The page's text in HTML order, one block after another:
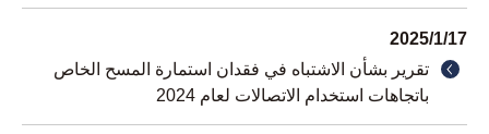
2025/1/17
تقرير بشأن الاشتباه في فقدان استمارة المسح الخاص
باتجاهات استخدام الاتصالات لعام 2024